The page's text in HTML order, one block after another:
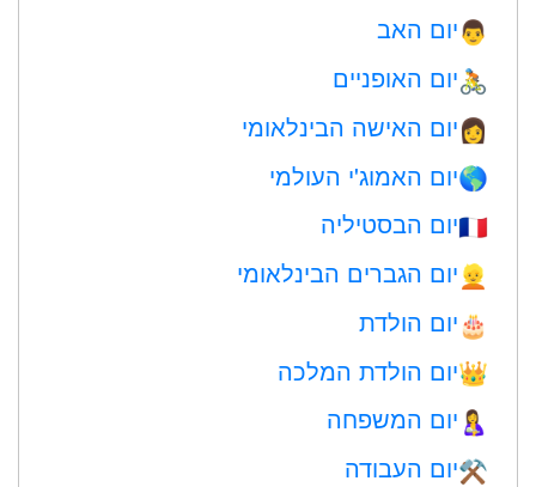
👨יום האב
🚴יום האופניים
👩יום האישה הבינלאומי
🌎יום האמוג'י העולמי
🇫🇷יום הבסטיליה
👱 יום הגברים הבינלאומי
🎂 יום הולדת
👑יום הולדת המלכה
🤱 יום המשפחה
⚒️יום העבודה